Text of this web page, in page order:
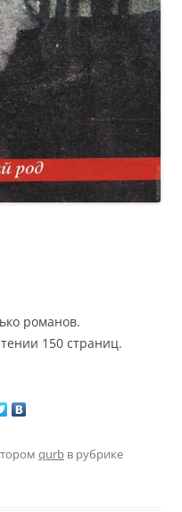
романов.
150 страниц.
qurb в рубрике